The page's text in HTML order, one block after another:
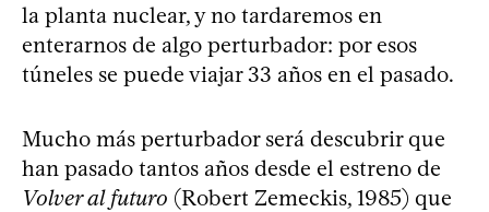
la planta nuclear, y no tardaremos en
enterarnos de algo perturbador: por esos
túneles se puede viajar 33 años en el pasado.
Mucho más perturbador será descubrir que
han pasado tantos años desde el estreno de
Volver al futuro (Robert Zemeckis, 1985) que